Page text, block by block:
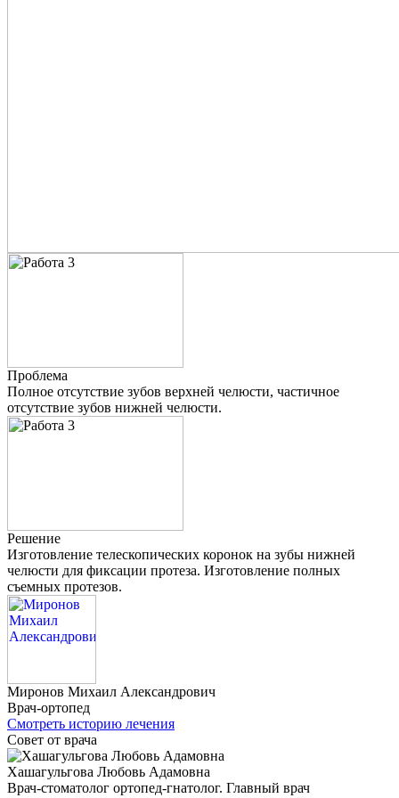
Проблема
Полное отсутствие зубов верхней челюсти, частичное
отсутствие зубов нижней челюсти.
Решение
Изготовление телескопических коронок на зубы нижней
челюсти для фиксации протеза. Изготовление полных
съемных протезов.
Миронов Михаил Александрович
Врач-ортопед
Смотреть историю лечения
Совет от врача
Хашагульгова Любовь Адамовна
Врач-стоматолог ортопед-гнатолог. Главный врач